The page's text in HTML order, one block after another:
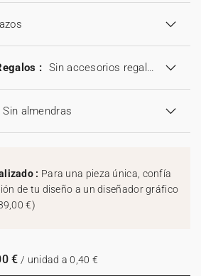
: Sin accesorios regalos
Sin almendras
: Para una pieza única, confía
de tu diseño a un diseñador gráfico
€)
€ / unidad a 0,40 €